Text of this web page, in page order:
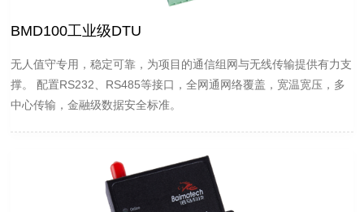
BMD100工业级DTU
无人值守专用，稳定可靠，为项目的通信组网与无线传输提供有力支
撑。 配置RS232、RS485等接口，全网通网络覆盖，宽温宽压，多
中心传输，金融级数据安全标准。